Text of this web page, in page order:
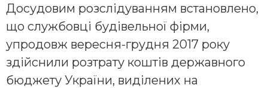
Досудовим розслідуванням встановлено,
що службовці будівельної фірми,
упродовж вересня-грудня 2017 року
здійснили розтрату коштів державного
бюджету України, виділених на